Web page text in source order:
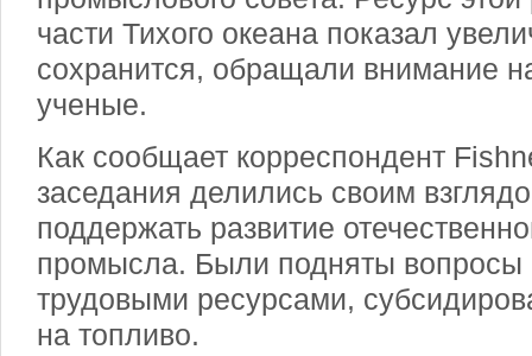
части Тихого океана показал
сохранится, обращали внимание
ученые.
Как сообщает корреспондент
заседания делились своим
поддержать развитие
промысла. Были подняты вопросы
трудовыми ресурсами,
на топливо.